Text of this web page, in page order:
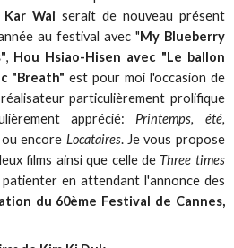
Kar Wai serait de nouveau présent
au festival avec "My Blueberry
, Hou Hsiao-Hisen avec "Le ballon
"Breath" est pour moi l'occasion de
particulièrement prolifique
apprécié: Printemps, été,
ou encore Locataires. Je vous propose
films ainsi que celle de Three times
en attendant l'annonce des
du 60ème Festival de Cannes,